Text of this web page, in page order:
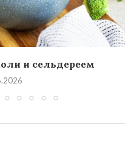
и сельдереем